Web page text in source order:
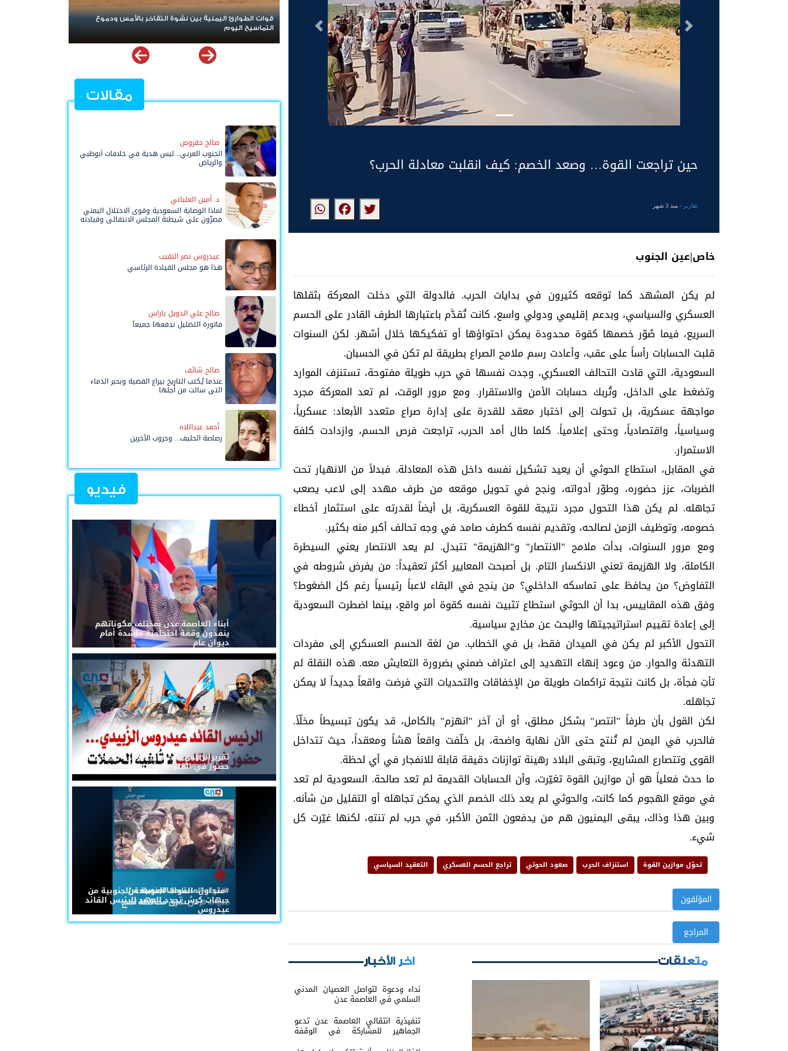
التالى السابق
حين تراجعت القوة… وصعد الخصم: كيف انقلبت معادلة الحرب؟
تقارير - منذ 3 شهر
خاص|عين الجنوب
لم يكن المشهد كما توقعه كثيرون في بدايات الحرب. فالدولة التي دخلت المعركة بثقلها
العسكري والسياسي، وبدعم إقليمي ودولي واسع، كانت تُقدَّم باعتبارها الطرف القادر على الحسم
السريع، فيما صُوّر خصمها كقوة محدودة يمكن احتواؤها أو تفكيكها خلال أشهر. لكن السنوات
قلبت الحسابات رأساً على عقب، وأعادت رسم ملامح الصراع بطريقة لم تكن في الحسبان.
السعودية، التي قادت التحالف العسكري، وجدت نفسها في حرب طويلة مفتوحة، تستنزف الموارد
وتضغط على الداخل، وتُربك حسابات الأمن والاستقرار. ومع مرور الوقت، لم تعد المعركة مجرد
مواجهة عسكرية، بل تحولت إلى اختبار معقد للقدرة على إدارة صراع متعدد الأبعاد: عسكرياً،
وسياسياً، واقتصادياً، وحتى إعلامياً. كلما طال أمد الحرب، تراجعت فرص الحسم، وازدادت كلفة
الاستمرار.
في المقابل، استطاع الحوثي أن يعيد تشكيل نفسه داخل هذه المعادلة. فبدلاً من الانهيار تحت
الضربات، عزز حضوره، وطوّر أدواته، ونجح في تحويل موقعه من طرف مهدد إلى لاعب يصعب
تجاهله. لم يكن هذا التحول مجرد نتيجة للقوة العسكرية، بل أيضاً لقدرته على استثمار أخطاء
خصومه، وتوظيف الزمن لصالحه، وتقديم نفسه كطرف صامد في وجه تحالف أكبر منه بكثير.
ومع مرور السنوات، بدأت ملامح "الانتصار" و"الهزيمة" تتبدل. لم يعد الانتصار يعني السيطرة
الكاملة، ولا الهزيمة تعني الانكسار التام. بل أصبحت المعايير أكثر تعقيداً: من يفرض شروطه في
التفاوض؟ من يحافظ على تماسكه الداخلي؟ من ينجح في البقاء لاعباً رئيسياً رغم كل الضغوط؟
وفق هذه المقاييس، بدا أن الحوثي استطاع تثبيت نفسه كقوة أمر واقع، بينما اضطرت السعودية
إلى إعادة تقييم استراتيجيتها والبحث عن مخارج سياسية.
التحول الأكبر لم يكن في الميدان فقط، بل في الخطاب. من لغة الحسم العسكري إلى مفردات
التهدئة والحوار. من وعود إنهاء التهديد إلى اعتراف ضمني بضرورة التعايش معه. هذه النقلة لم
تأتِ فجأة، بل كانت نتيجة تراكمات طويلة من الإخفاقات والتحديات التي فرضت واقعاً جديداً لا يمكن
تجاهله.
لكن القول بأن طرفاً "انتصر" بشكل مطلق، أو أن آخر "انهزم" بالكامل، قد يكون تبسيطاً مخلّاً.
فالحرب في اليمن لم تُنتج حتى الآن نهاية واضحة، بل خلّفت واقعاً هشاً ومعقداً، حيث تتداخل
القوى وتتصارع المشاريع، وتبقى البلاد رهينة توازنات دقيقة قابلة للانفجار في أي لحظة.
ما حدث فعلياً هو أن موازين القوة تغيّرت، وأن الحسابات القديمة لم تعد صالحة. السعودية لم تعد
في موقع الهجوم كما كانت، والحوثي لم يعد ذلك الخصم الذي يمكن تجاهله أو التقليل من شأنه.
وبين هذا وذاك، يبقى اليمنيون هم من يدفعون الثمن الأكبر، في حرب لم تنتهِ، لكنها غيّرت كل
شيء.
تحوّل موازين القوة استنزاف الحرب صعود الحوثي تراجع الحسم العسكري التعقيد السياسي
المؤلفون
المراجع
متعلقات اخر الأخبار
نداء ودعوة لتواصل العصيان المدني
السلمي في العاصمة عدن
تنفيذية انتقالي العاصمة عدن تدعو
الجماهير للمشاركة في الوقفة
التضامنية مع المعتقل البطل معين
قوات الطوارئ اليمنية بين نشوة التفاخر بالأمس ودموع
التماسيح اليوم
تصعيد جديد يهز مأرب وحضرموت.. الهجوم
مقالات
صالح حقروص
الجنوب العربي.. ليس هدية في خلافات أبوظبي
والرياض
د. أمين العلياني
لماذا الوصاية السعودية وقوى الاحتلال اليمني
مصرّون على شيطنة المجلس الانتقالي وقيادته
عيدروس نصر النقيب
هذا هو مجلس القيادة الرئاسي
صالح علي الدويل باراس
فاتورة التضليل ندفعها جميعاً
صالح شائف
عندما يُكتب التاريخ بيراع القضية وبحبر الدماء
التي سالت من أجلها
أحمد عبداللاه
رصاصة الحليف... وحروب الآخرين
فيديو
أبناء العاصمة عدن بمختلف مكوناتهم
ينفذون وقفة احتجاجية حاشدة أمام
ديوان عام
تقريرالرئيس القائد عيدروس الزُبيدي...
حضورٌ في القلوب لا تُلغيه الحملات
#متداول: القوات المسلحة الجنوبية من
جبهات كرش تجدد العهد للرئيس القائد
عيدروس